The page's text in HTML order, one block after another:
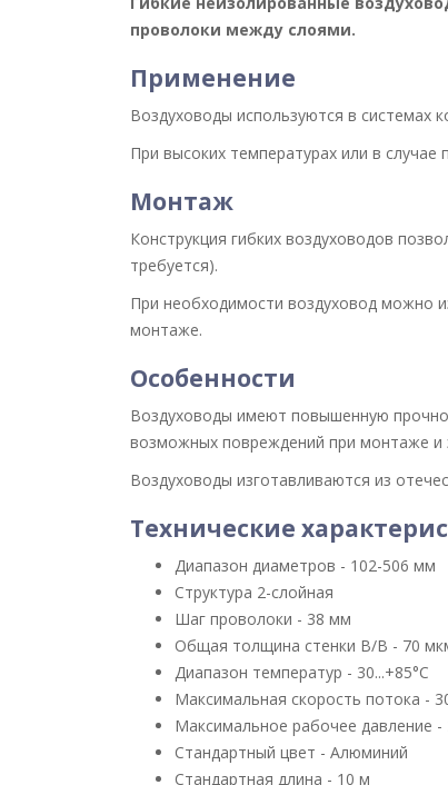
проволоки между слоями.
Применение
Воздуховоды используются в системах
При высоких температурах или в
Монтаж
Конструкция гибких воздуховодов
требуется).
При необходимости воздуховод можно
монтаже.
Особенности
Воздуховоды имеют повышенную
возможных повреждений при монтаже и
Воздуховоды изготавливаются из
Технические
Диапазон диаметров - 102-506 мм
Структура 2-слойная
Шаг проволоки - 38 мм
Общая толщина стенки В/В - 70
Диапазон температур - 30...+85°С
Максимальная скорость потока -
Максимальное рабочее давление -
Стандартный цвет - Алюминий
Стандартная длина - 10 м